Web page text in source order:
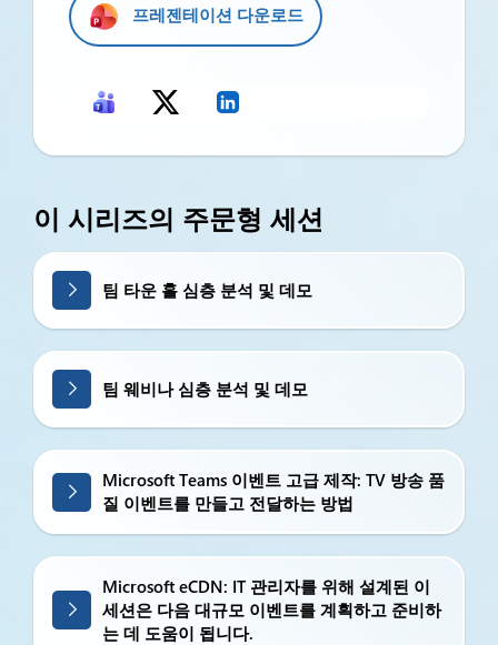
프레젠테이션 다운로드
이 시리즈의 주문형 세션
팀 타운 홀 심층 분석 및 데모
팀 웨비나 심층 분석 및 데모
Microsoft Teams 이벤트 고급 제작: TV 방송 품
질 이벤트를 만들고 전달하는 방법
Microsoft eCDN: IT 관리자를 위해 설계된 이
세션은 다음 대규모 이벤트를 계획하고 준비하
는 데 도움이 됩니다.